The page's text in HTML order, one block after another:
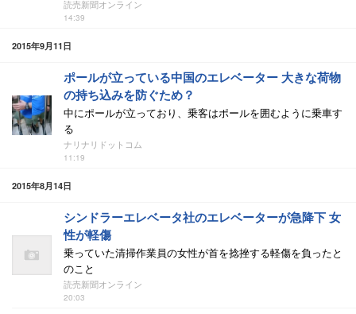
読売新聞オンライン
14:39
2015年9月11日
ポールが立っている中国のエレベーター 大きな荷物
の持ち込みを防ぐため？
中にポールが立っており、乗客はポールを囲むように乗車す
る
ナリナリドットコム
11:19
2015年8月14日
シンドラーエレベータ社のエレベーターが急降下 女
性が軽傷
乗っていた清掃作業員の女性が首を捻挫する軽傷を負ったと
のこと
読売新聞オンライン
20:03